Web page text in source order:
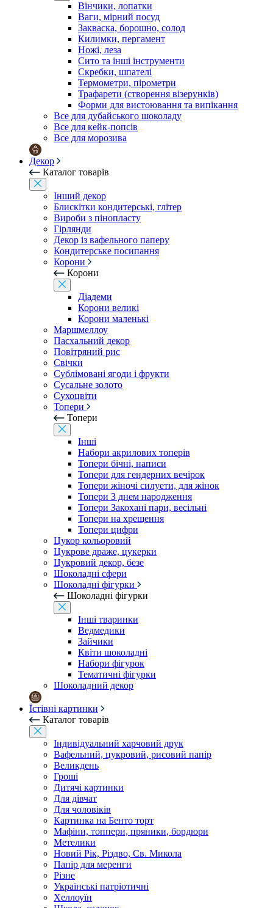
Вінчики, лопатки
Ваги, мірний посуд
Закваска, борошно, солод
Килимки, пергамент
Ножі, леза
Сито та інші інструменти
Скребки, шпателі
Термометри, пірометри
Трафарети (створення візерунків)
Форми для вистоювання та випікання
Все для дубайського шоколаду
Все для кейк-попсів
Все для морозива
Декор
Каталог товарів
Інший декор
Блискітки кондитерські, глітер
Вироби з пінопласту
Гірлянди
Декор із вафельного паперу
Кондитерське посипання
Корони
Корони
Діадеми
Корони великі
Корони маленькі
Маршмеллоу
Пасхальний декор
Повітряний рис
Свічки
Сублімовані ягоди і фрукти
Сусальне золото
Сухоцвіти
Топери
Топери
Інші
Набори акрилових топерів
Топери бічні, написи
Топери для гендерних вечірок
Топери жіночі силуети, для жінок
Топери З днем ​​народження
Топери Закохані пари, весільні
Топери на хрещення
Топери цифри
Цукор кольоровий
Цукрове драже, цукерки
Цукровий декор, безе
Шоколадні сфери
Шоколадні фігурки
Шоколадні фігурки
Інші тваринки
Ведмедики
Зайчики
Квіти шоколадні
Набори фігурок
Тематичні фігурки
Шоколадний декор
Їстівні картинки
Каталог товарів
Індивідуальний харчовий друк
Вафельний, цукровий, рисовий папір
Великдень
Гроші
Дитячі картинки
Для дівчат
Для чоловіків
Картинка на Бенто торт
Мафіни, топпери, пряники, бордюри
Метелики
Новий Рік, Різдво, Св. Микола
Папір для меренги
Різне
Українські патріотичні
Хеллоуїн